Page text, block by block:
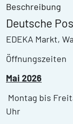
Beschreibung
Deutsche
EDEKA Markt,
Öffnungszeiten
Mai 2026
Montag bis
Uhr